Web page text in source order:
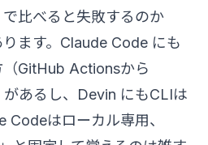
比べると失敗するのか
ます。Claude Code にも
GitHub Actionsから
あるし、Devin にもCLIは
Codeはローカル専用、